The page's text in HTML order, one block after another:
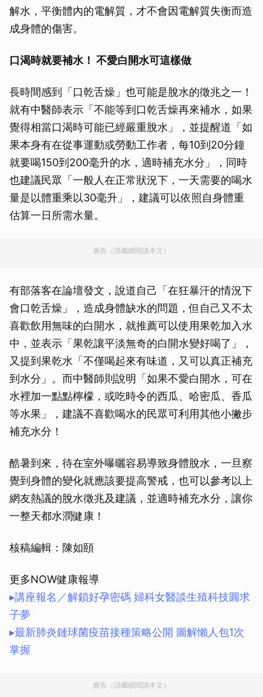
解水，平衡體內的電解質，才不會因電解質失衡而造
成身體的傷害。
口渴時就要補水！ 不愛白開水可這樣做
長時間感到「口乾舌燥」也可能是脫水的徵兆之一！
就有中醫師表示「不能等到口乾舌燥再來補水，如果
覺得相當口渴時可能已經嚴重脫水」，並提醒道「如
果本身有在從事運動或勞動工作者，每10到20分鐘
就要喝150到200毫升的水，適時補充水分」，同時
也建議民眾「一般人在正常狀況下，一天需要的喝水
量是以體重乘以30毫升」，建議可以依照自身體重
估算一日所需水量。
廣告（請繼續閱讀本文）
有部落客在論壇發文，說道自己「在狂暴汗的情況下
會口乾舌燥」，造成身體缺水的問題，但自己又不太
喜歡飲用無味的白開水，就推薦可以使用果乾加入水
中，並表示「果乾讓平淡無奇的白開水變好喝了」，
又提到果乾水「不僅喝起來有味道，又可以真正補充
到水分」。而中醫師則說明「如果不愛白開水，可在
水裡加一點點檸檬，或吃時令的西瓜、哈密瓜、香瓜
等水果」，建議不喜歡喝水的民眾可利用其他小撇步
補充水分！
酷暑到來，待在室外曝曬容易導致身體脫水，一旦察
覺到身體的變化就應該要提高警戒，也可以參考以上
網友熱議的脫水徵兆及建議，並適時補充水分，讓你
一整天都水潤健康！
核稿編輯：陳如頤
更多NOW健康報導
▸講座報名／解鎖好孕密碼 婦科女醫談生殖科技圓求
子夢
▸最新肺炎鏈球菌疫苗接種策略公開 圖解懶人包1次
掌握
廣告（請繼續閱讀本文）